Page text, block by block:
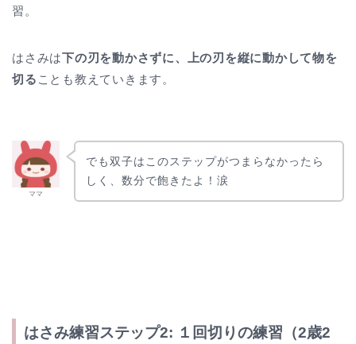
習。
はさみは下の刃を動かさずに、上の刃を縦に動かして物を
切る ことも教えていきます。
ママ
でも双子はこのステップがつまらなかったら
しく、数分で飽きたよ！涙
はさみ練習ステップ2: １回切りの練習（2歳2